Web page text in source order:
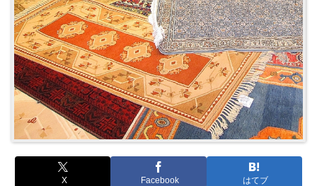
X Facebook はてブ